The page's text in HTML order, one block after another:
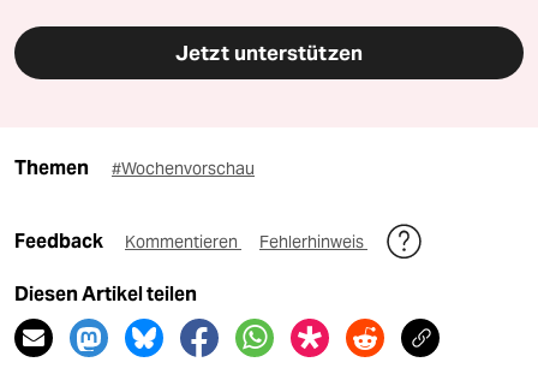
Jetzt unterstützen
Themen #Wochenvorschau
Feedback Kommentieren Fehlerhinweis
Diesen Artikel teilen